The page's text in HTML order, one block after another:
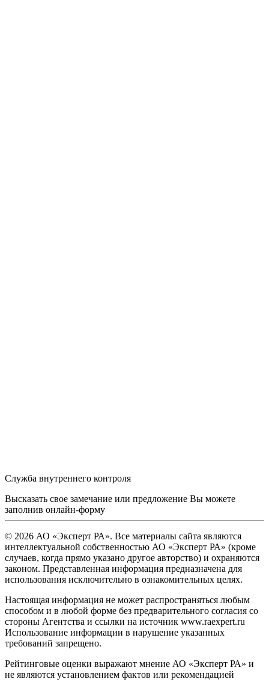
Служба внутреннего контроля
Высказать свое замечание или предложение Вы можете
заполнив онлайн-форму
© 2026 АО «Эксперт РА». Все материалы сайта являются
интеллектуальной собственностью АО «Эксперт РА» (кроме
случаев, когда прямо указано другое авторство) и охраняются
законом. Представленная информация предназначена для
использования исключительно в ознакомительных целях.
Настоящая информация не может распространяться любым
способом и в любой форме без предварительного согласия со
стороны Агентства и ссылки на источник www.raexpert.ru
Использование информации в нарушение указанных
требований запрещено.
Рейтинговые оценки выражают мнение АО «Эксперт РА» и
не являются установлением фактов или рекомендацией